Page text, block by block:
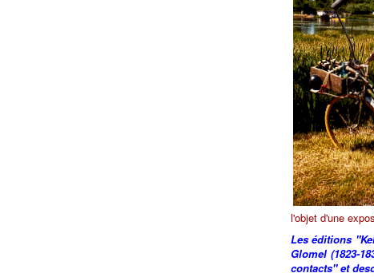
l'objet d'une
Les éditions
Glomel (1823-
contacts" et